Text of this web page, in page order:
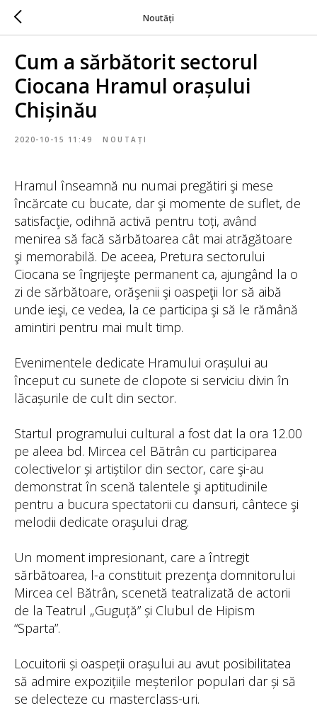
Noutăți
Cum a sărbătorit sectorul
Ciocana Hramul orașului
Chișinău
2020-10-15 11:49 NOUTAȚI
Hramul înseamnă nu numai pregătiri şi mese
încărcate cu bucate, dar şi momente de suflet, de
satisfacţie, odihnă activă pentru toți, având
menirea să facă sărbătoarea cât mai atrăgătoare
şi memorabilă. De aceea, Pretura sectorului
Ciocana se îngrijeşte permanent ca, ajungând la o
zi de sărbătoare, orăşenii şi oaspeţii lor să aibă
unde ieşi, ce vedea, la ce participa şi să le rămână
amintiri pentru mai mult timp.
Evenimentele dedicate Hramului orașului au
început cu sunete de clopote si serviciu divin în
lăcașurile de cult din sector.
Startul programului cultural a fost dat la ora 12.00
pe aleea bd. Mircea cel Bătrân cu participarea
colectivelor și artiștilor din sector, care şi-au
demonstrat în scenă talentele şi aptitudinile
pentru a bucura spectatorii cu dansuri, cântece şi
melodii dedicate oraşului drag.
Un moment impresionant, care a întregit
sărbătoarea, l-a constituit prezenţa domnitorului
Mircea cel Bătrân, scenetă teatralizată de actorii
de la Teatrul „Guguță” și Clubul de Hipism
“Sparta”.
Locuitorii și oaspeții orașului au avut posibilitatea
să admire expozițiile meșterilor populari dar și să
se delecteze cu masterclass-uri.